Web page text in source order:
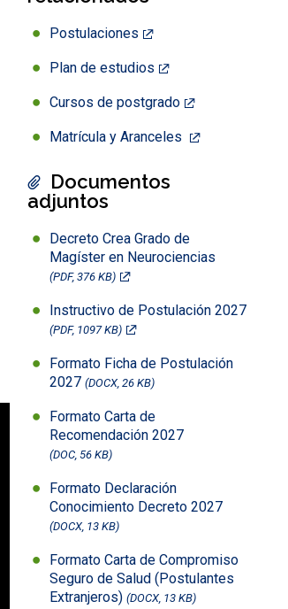
Postulaciones
Plan de estudios
Cursos de postgrado
Matrícula y Aranceles
Documentos
adjuntos
Decreto Crea Grado de
Magíster en Neurociencias
(PDF, 376 KB)
Instructivo de Postulación 2027
(PDF, 1097 KB)
Formato Ficha de Postulación
2027 (DOCX, 26 KB)
Formato Carta de
Recomendación 2027
(DOC, 56 KB)
Formato Declaración
Conocimiento Decreto 2027
(DOCX, 13 KB)
Formato Carta de Compromiso
Seguro de Salud (Postulantes
Extranjeros) (DOCX, 13 KB)